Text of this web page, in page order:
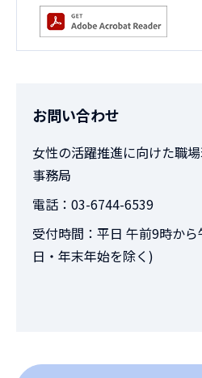
お問い合わせ
女性の活躍推進に向けた職
事務局
電話：03-6744-6539
受付時間：平日 午前9時か
日・年末年始を除く)